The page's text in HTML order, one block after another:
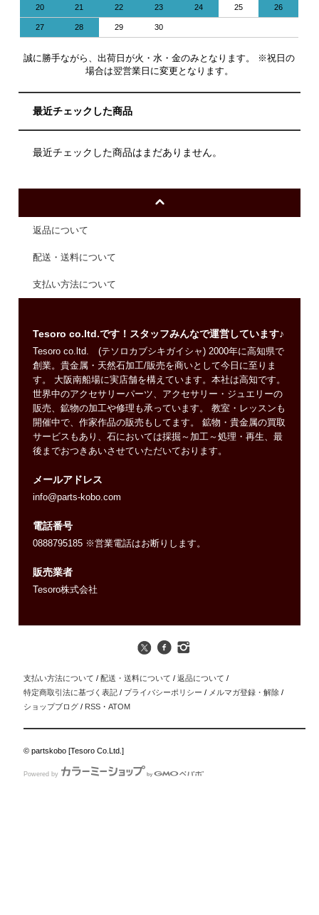
20 21 22 23 24 25 26
27 28 29 30
誠に勝手ながら、出荷日が火・水・金のみとなります。 ※祝日の
場合は翌営業日に変更となります。
最近チェックした商品
最近チェックした商品はまだありません。
返品について
配送・送料について
支払い方法について
Tesoro co.ltd.です！スタッフみんなで運営しています♪
Tesoro co.ltd. (テソロカブシキガイシャ) 2000年に高知県で
創業。貴金属・天然石加工/販売を商いとして今日に至りま
す。 大阪南船場に実店舗を構えています。本社は高知です。
世界中のアクセサリーパーツ、アクセサリー・ジュエリーの
販売、鉱物の加工や修理も承っています。 教室・レッスンも
開催中で、作家作品の販売もしてます。 鉱物・貴金属の買取
サービスもあり、石においては採掘～加工～処理・再生、最
後までおつきあいさせていただいております。
メールアドレス
info@parts-kobo.com
電話番号
0888795185 ※営業電話はお断りします。
販売業者
Tesoro株式会社
支払い方法について / 配送・送料について / 返品について /
特定商取引法に基づく表記 / プライバシーポリシー / メルマガ登録・解除 /
ショップブログ / RSS ・ATOM
© partskobo [Tesoro Co.Ltd.]
Powered by